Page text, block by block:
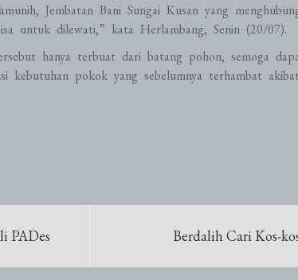
Jembatan Bani Sungai Kusan yang
untuk dilewati,” kata Herlambang, Senin (20/07).
hanya terbuat dari batang pohon, semoga
kebutuhan pokok yang sebelumnya terhambat
PADes Berdalih Cari Kos-